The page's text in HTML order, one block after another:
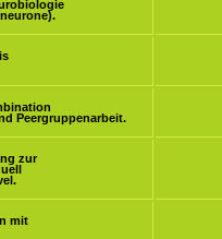
Peergruppenarbeit.
zur
mit